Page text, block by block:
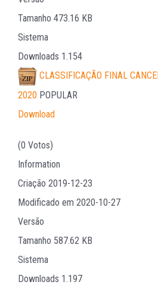
Tamanho 473.16 KB
Sistema
Downloads 1.154
CLASSIFICAÇÃO FINAL
2020 POPULAR
Download
(0 Votos)
Information
Criação 2019-12-23
Modificado em 2020-10-27
Versão
Tamanho 587.62 KB
Sistema
Downloads 1.197